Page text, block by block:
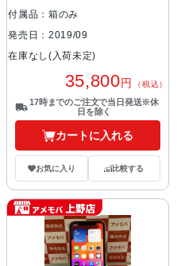
付属品：箱のみ
発売日：2019/09
在庫なし(入荷未定)
35,800円 （税込）
17時までのご注文で当日発送※休
日を除く
カートに入れる
お気に入り 比較する